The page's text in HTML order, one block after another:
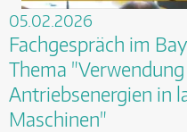
05.02.2026
Fachgespräch im
Thema
Antriebsenergien in
Maschinen"